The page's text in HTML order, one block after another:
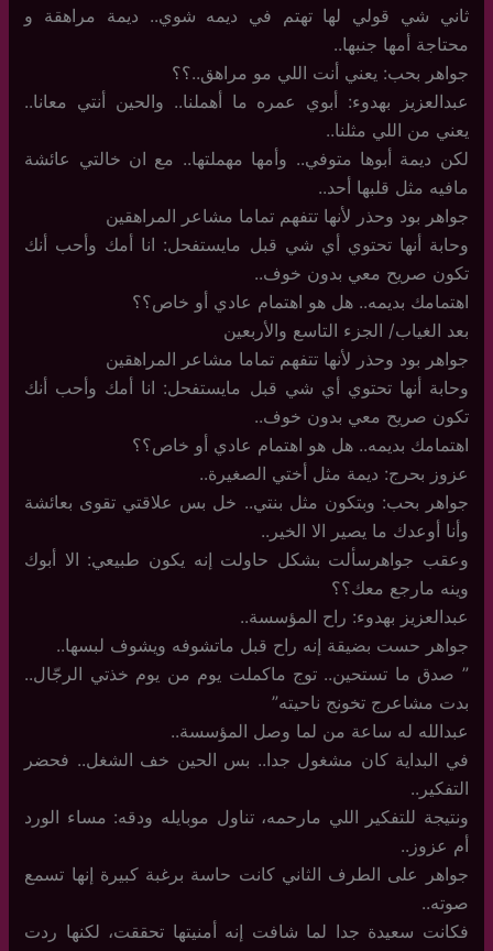
ثاني شي قولي لها تهتم في ديمه شوي.. ديمة مراهقة و
محتاجة أمها جنبها..
جواهر بحب: يعني أنت اللي مو مراهق..؟؟
عبدالعزيز بهدوء: أبوي عمره ما أهملنا.. والحين أنتي معانا..
يعني من اللي مثلنا..
لكن ديمة أبوها متوفي.. وأمها مهملتها.. مع ان خالتي عائشة
مافيه مثل قلبها أحد..
جواهر بود وحذر لأنها تتفهم تماما مشاعر المراهقين
وحابة أنها تحتوي أي شي قبل مايستفحل: انا أمك وأحب أنك
تكون صريح معي بدون خوف..
اهتمامك بديمه.. هل هو اهتمام عادي أو خاص؟؟
بعد الغياب/ الجزء التاسع والأربعين
جواهر بود وحذر لأنها تتفهم تماما مشاعر المراهقين
وحابة أنها تحتوي أي شي قبل مايستفحل: انا أمك وأحب أنك
تكون صريح معي بدون خوف..
اهتمامك بديمه.. هل هو اهتمام عادي أو خاص؟؟
عزوز بحرج: ديمة مثل أختي الصغيرة..
جواهر بحب: وبتكون مثل بنتي.. خل بس علاقتي تقوى بعائشة
وأنا أوعدك ما يصير الا الخير..
وعقب جواهرسألت بشكل حاولت إنه يكون طبيعي: الا أبوك
وينه مارجع معك؟؟
عبدالعزيز بهدوء: راح المؤسسة..
جواهر حست بضيقة إنه راح قبل ماتشوفه ويشوف لبسها..
” صدق ما تستحين.. توج ماكملت يوم من يوم خذتي الرجّال..
بدت مشاعرج تخونج ناحيته”
عبدالله له ساعة من لما وصل المؤسسة..
في البداية كان مشغول جدا.. بس الحين خف الشغل.. فحضر
التفكير..
ونتيجة للتفكير اللي مارحمه، تناول موبايله ودقه: مساء الورد
أم عزوز..
جواهر على الطرف الثاني كانت حاسة برغبة كبيرة إنها تسمع
صوته..
فكانت سعيدة جدا لما شافت إنه أمنيتها تحققت، لكنها ردت